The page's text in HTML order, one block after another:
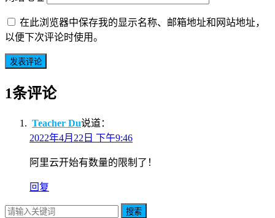
在此浏览器中保存我的显示名称、邮箱地址和网站地址，
以便下次评论时使用。
1条评论
Teacher Du说道：
2022年4月22日 下午9:46
阿里云开始有数量的限制了！
回复
搜索